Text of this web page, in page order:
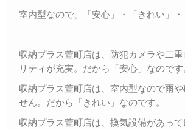
室内型なので、「安心」・「きれい」・
収納プラス萱町店は、防犯カメラや二重
リティが充実。だから「安心」なのです
収納プラス萱町店は、室内型なので雨
せん。だから「きれい」なのです。
収納プラス萱町店は、換気設備があっ